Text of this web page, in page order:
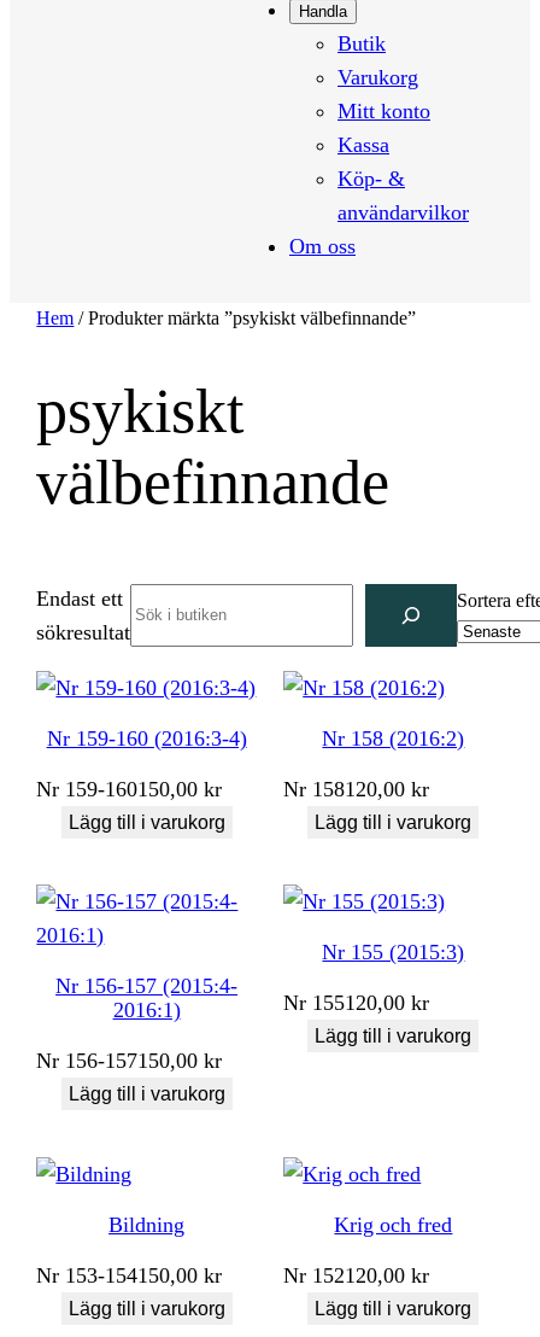
Handla
Butik
Varukorg
Mitt konto
Kassa
Köp- &
användarvilkor
Om oss
Hem / Produkter märkta ”psykiskt välbefinnande”
psykiskt
välbefinnande
Endast ett
sökresultat
Sortera
Nr 159-160 (2016:3-4)
Nr 159-160150,00kr
Lägg till i varukorg
Nr 158 (2016:2)
Nr 158120,00kr
Lägg till i varukorg
Nr 156-157 (2015:4-
2016:1)
Nr 156-157150,00kr
Lägg till i varukorg
Nr 155 (2015:3)
Nr 155120,00kr
Lägg till i varukorg
Bildning
Nr 153-154150,00kr
Lägg till i varukorg
Krig och fred
Nr 152120,00kr
Lägg till i varukorg